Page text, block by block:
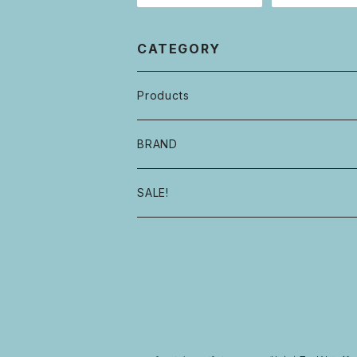
CATEGORY
Products
自転車・フレーム
ハンドル・ステム・グリップ・ヘッドセット
BRAND
E.B.S
SALE!